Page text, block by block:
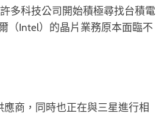
多科技公司開始積極尋找台積電
（Intel）的晶片業務原本面臨不
商，同時也正在與三星進行相